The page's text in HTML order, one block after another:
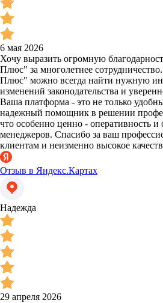
6 мая 2026
Хочу выразить огромную
Плюс" за многолетнее
Плюс" можно всегда найти нужную
изменений законодательства и
Ваша платформа - это не только
надежный помощник в решении
что особенно ценно - оперативность и
менеджеров. Спасибо за ваш
клиентам и неизменно высокое
Отзыв в Яндекс.Картах
Надежда
29 апреля 2026